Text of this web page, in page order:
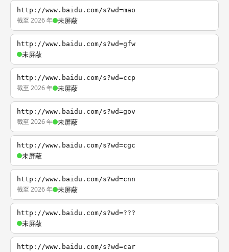
http://www.baidu.com/s?wd=mao
截至 2026 年 未屏蔽
http://www.baidu.com/s?wd=gfw
未屏蔽
http://www.baidu.com/s?wd=ccp
截至 2026 年 未屏蔽
http://www.baidu.com/s?wd=gov
截至 2026 年 未屏蔽
http://www.baidu.com/s?wd=cgc
未屏蔽
http://www.baidu.com/s?wd=cnn
截至 2026 年 未屏蔽
http://www.baidu.com/s?wd=???
未屏蔽
http://www.baidu.com/s?wd=car